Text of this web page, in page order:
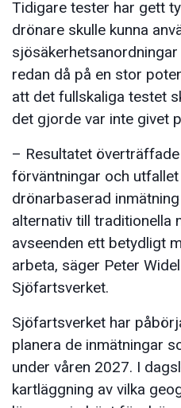
Tidigare tester har gett
drönare skulle kunna
redan då på en stor
att det fullskaliga testet
det gjorde var inte givet
– Resultatet
förväntningar och
drönarbaserad
alternativ till traditionella
avseenden ett betydligt
arbeta, säger Peter
Sjöfartsverket.
Sjöfartsverket har
planera de inmätningar
under våren 2027. I
kartläggning av vilka